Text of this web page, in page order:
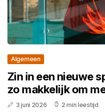
Algemeen
Zin in een nieuwe
zo makkelijk om
3 juni 2026 2 min leestijd